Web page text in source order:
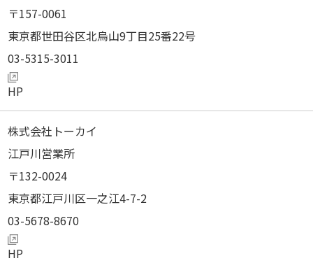
157-0061
東京都世田谷区北烏山9丁目25番22号
03-5315-3011
株式会社トーカイ
江戸川営業所
132-0024
東京都江戸川区一之江4-7-2
03-5678-8670